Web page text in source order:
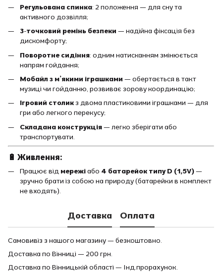
Регульована спинка: 2 положення — для сну та
активного дозвілля;
3-точковий ремінь безпеки — надійна фіксація без
дискомфорту;
Поворотне сидіння: одним натисканням змінюється
напрям гойдання;
Мобайл з м’якими іграшками — обертається в такт
музиці чи гойданню, розвиває зорову координацію;
Ігровий столикз двома пластиковими іграшками — для
гри або легкого перекусу;
Складана конструкція— легко зберігати або
транспортувати.
🔋 Живлення:
Працює від мережіабо 4 батарейок типу D (1,5V)—
зручно брати із собою на природу (батарейки в комплект
не входять).
Доставка Оплата
Самовивіз з нашого магазину — безкоштовно.
Доставка по Вінниці — 200 грн.
Доставка по Вінницькій області — Інд.прорахунок.